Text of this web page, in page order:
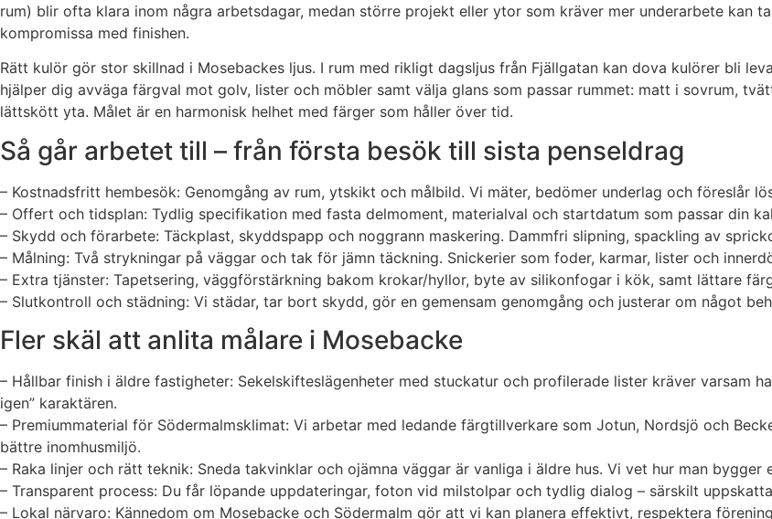
rum) blir ofta klara inom några arbetsdagar, medan större projekt eller ytor som kräver mer underarbete kan
kompromissa med finishen.
Rätt kulör gör stor skillnad i Mosebackes ljus. I rum med rikligt dagsljus från Fjällgatan kan dova kulörer bli
hjälper dig avväga färgval mot golv, lister och möbler samt välja glans som passar rummet: matt i sovrum,
lättskött yta. Målet är en harmonisk helhet med färger som håller över tid.
Så går arbetet till – från första besök till sista penseldrag
– Kostnadsfritt hembesök: Genomgång av rum, ytskikt och målbild. Vi mäter, bedömer underlag och föreslår
– Offert och tidsplan: Tydlig specifikation med fasta delmoment, materialval och startdatum som passar din
– Skydd och förarbete: Täckplast, skyddspapp och noggrann maskering. Dammfri slipning, spackling av
– Målning: Två strykningar på väggar och tak för jämn täckning. Snickerier som foder, karmar, lister och
– Extra tjänster: Tapetsering, väggförstärkning bakom krokar/hyllor, byte av silikonfogar i kök, samt lättare
– Slutkontroll och städning: Vi städar, tar bort skydd, gör en gemensam genomgång och justerar om något
Fler skäl att anlita målare i Mosebacke
– Hållbar finish i äldre fastigheter: Sekelskifteslägenheter med stuckatur och profilerade lister kräver varsam
igen” karaktären.
– Premiummaterial för Södermalmsklimat: Vi arbetar med ledande färgtillverkare som Jotun, Nordsjö och
bättre inomhusmiljö.
– Raka linjer och rätt teknik: Sneda takvinklar och ojämna väggar är vanliga i äldre hus. Vi vet hur man
– Transparent process: Du får löpande uppdateringar, foton vid milstolpar och tydlig dialog – särskilt
– Lokal närvaro: Kännedom om Mosebacke och Södermalm gör att vi kan planera effektivt, respektera